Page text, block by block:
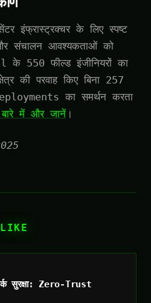
इंफ्रास्ट्रक्चर के लिए स्पष्ट
संचालन आवश्यकताओं को
के 550 फील्ड इंजीनियरों का
की परवाह किए बिना 257
का समर्थन करता
में और जानें ।
सुरक्षा: Zero-Trust